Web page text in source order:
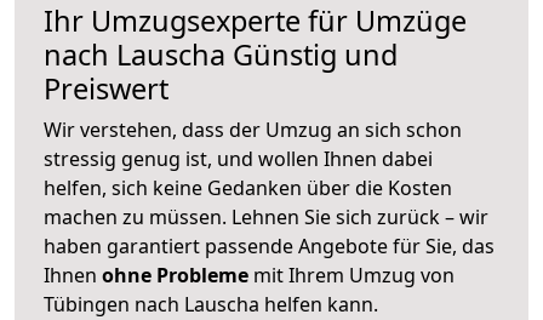
Ihr Umzugsexperte für Umzüge
nach Lauscha Günstig und
Preiswert
Wir verstehen, dass der Umzug an sich schon
stressig genug ist, und wollen Ihnen dabei
helfen, sich keine Gedanken über die Kosten
machen zu müssen. Lehnen Sie sich zurück – wir
haben garantiert passende Angebote für Sie, das
Ihnen ohne Probleme mit Ihrem Umzug von
Tübingen nach Lauscha helfen kann.